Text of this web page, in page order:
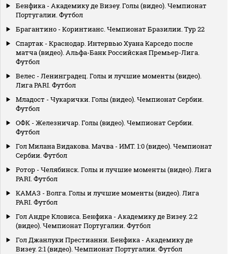
Бенфика - Академику де Визеу. Голы (видео). Чемпионат
Португалии. Футбол
Брагантино - Коринтианс. Чемпионат Бразилии. Тур 22
Спартак - Краснодар. Интервью Хуана Карседо после
матча (видео). Альфа-Банк Российская Премьер-Лига.
Футбол
Велес - Ленинградец. Голы и лучшие моменты (видео).
Лига PARI. Футбол
Младост - Чукарички. Голы (видео). Чемпионат Сербии.
Футбол
ОФК - Железничар. Голы (видео). Чемпионат Сербии.
Футбол
Гол Милана Видакова. Мачва - ИМТ. 1:0 (видео). Чемпионат
Сербии. Футбол
Ротор - Челябинск. Голы и лучшие моменты (видео). Лига
PARI. Футбол
КАМАЗ - Волга. Голы и лучшие моменты (видео). Лига
PARI. Футбол
Гол Андре Кловиса. Бенфика - Академику де Визеу. 2:2
(видео). Чемпионат Португалии. Футбол
Гол Джанлуки Престианни. Бенфика - Академику де
Визеу. 2:1 (видео). Чемпионат Португалии. Футбол